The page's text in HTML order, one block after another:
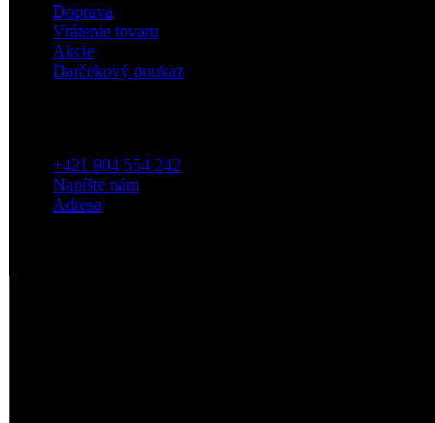
Doprava
Vrátenie tovaru
Akcie
Darčekový poukaz
+421 904 554 242
Napíšte nám
Adresa